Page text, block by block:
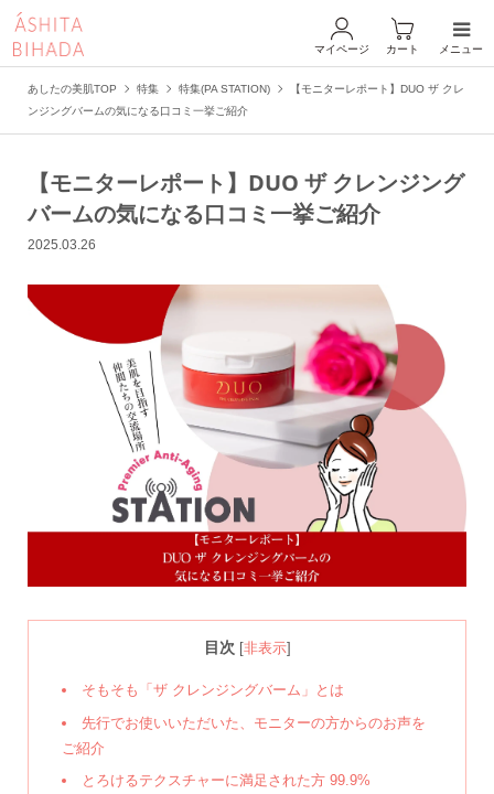
マイページ カート メニュー
あしたの美肌TOP 特集 特集(PA STATION)
【モニターレポート】DUO ザ クレ
ンジングバームの気になる口コミ一挙ご紹介
【モニターレポート】DUO ザ クレンジング
バームの気になる口コミ一挙ご紹介
2025.03.26
目次 [非表示]
そもそも「ザ クレンジングバーム」とは
先行でお使いいただいた、モニターの方からのお声を
ご紹介
とろけるテクスチャーに満足された方 99.9%